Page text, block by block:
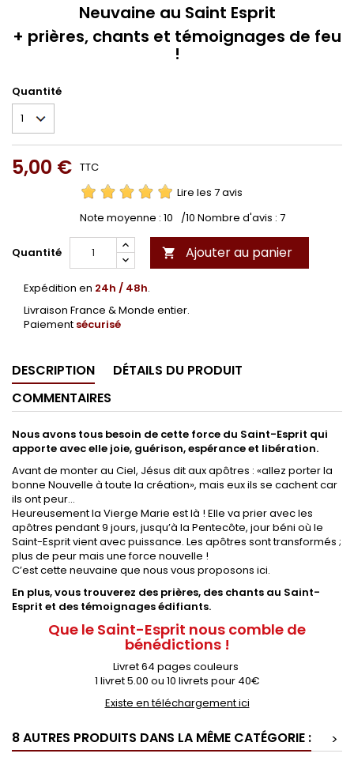
Neuvaine au Saint Esprit
+ prières, chants et témoignages de feu
!
Quantité
5,00 € TTC
Lire les 7 avis
Note moyenne : 10 /10 Nombre d'avis : 7
Quantité  Ajouter au panier
Expédition en 24h / 48h.
Livraison France & Monde entier.
Paiement sécurisé
DESCRIPTION
DÉTAILS DU PRODUIT
COMMENTAIRES
Nous avons tous besoin de cette force du Saint-Esprit qui
apporte avec elle joie, guérison, espérance et libération.
Avant de monter au Ciel, Jésus dit aux apôtres : «allez porter la
bonne Nouvelle à toute la création», mais eux ils se cachent car
ils ont peur…
Heureusement la Vierge Marie est là ! Elle va prier avec les
apôtres pendant 9 jours, jusqu’à la Pentecôte, jour béni où le
Saint-Esprit vient avec puissance. Les apôtres sont transformés ;
plus de peur mais une force nouvelle !
C’est cette neuvaine que nous vous proposons ici.
En plus, vous trouverez des prières, des chants au Saint-
Esprit et des témoignages édifiants.
Que le Saint-Esprit nous comble de
bénédictions !
Livret 64 pages couleurs
1 livret 5.00 ou 10 livrets pour 40€
Existe en téléchargement ici
8 AUTRES PRODUITS DANS LA MÊME CATÉGORIE :
>